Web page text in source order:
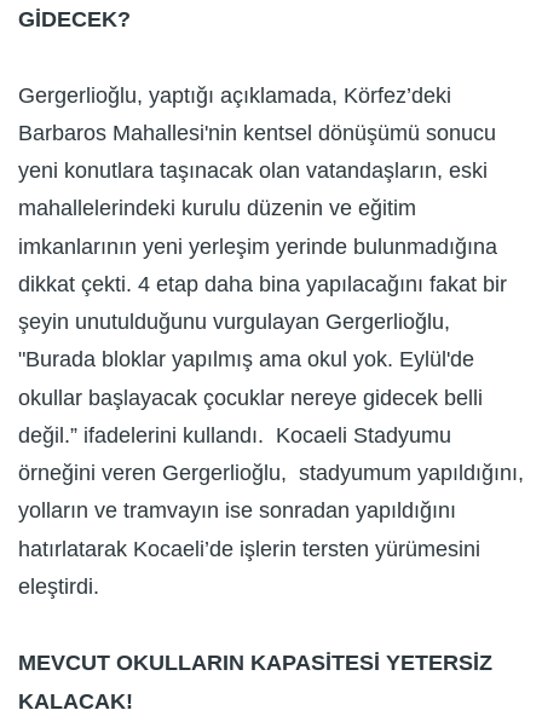
GİDECEK?
Gergerlioğlu, yaptığı açıklamada, Körfez’deki
Barbaros Mahallesi'nin kentsel dönüşümü sonucu
yeni konutlara taşınacak olan vatandaşların, eski
mahallelerindeki kurulu düzenin ve eğitim
imkanlarının yeni yerleşim yerinde bulunmadığına
dikkat çekti. 4 etap daha bina yapılacağını fakat bir
şeyin unutulduğunu vurgulayan Gergerlioğlu,
"Burada bloklar yapılmış ama okul yok. Eylül'de
okullar başlayacak çocuklar nereye gidecek belli
değil.” ifadelerini kullandı. Kocaeli Stadyumu
örneğini veren Gergerlioğlu, stadyumum yapıldığını,
yolların ve tramvayın ise sonradan yapıldığını
hatırlatarak Kocaeli’de işlerin tersten yürümesini
eleştirdi.
MEVCUT OKULLARIN KAPASİTESİ YETERSİZ
KALACAK!